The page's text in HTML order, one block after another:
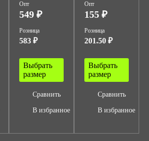
Опт
549 ₽
Розница
583 ₽
Выбрать
размер
Сравнить
В избранное
Опт
155 ₽
Розница
201.50 ₽
Выбрать
размер
Сравнить
В избранное